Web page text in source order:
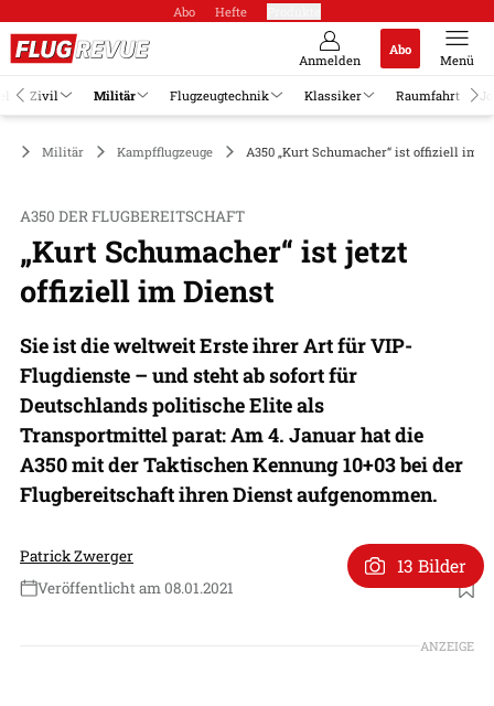
Abo Hefte
Anmelden
Abo
Menü
Zivil Militär Flugzeugtechnik Klassiker Raumfahrt
Militär Kampfflugzeuge A350 „Kurt Schumacher“ ist offiziell im
A350 DER FLUGBEREITSCHAFT
„Kurt Schumacher“ ist jetzt
offiziell im Dienst
Sie ist die weltweit Erste ihrer Art für VIP-
Flugdienste – und steht ab sofort für
Deutschlands politische Elite als
Transportmittel parat: Am 4. Januar hat die
A350 mit der Taktischen Kennung 10+03 bei der
Flugbereitschaft ihren Dienst aufgenommen.
Patrick Zwerger
Veröffentlicht am 08.01.2021
Foto: Bundeswehr (Stefan Sammito)
13 Bilder
ANZEIGE